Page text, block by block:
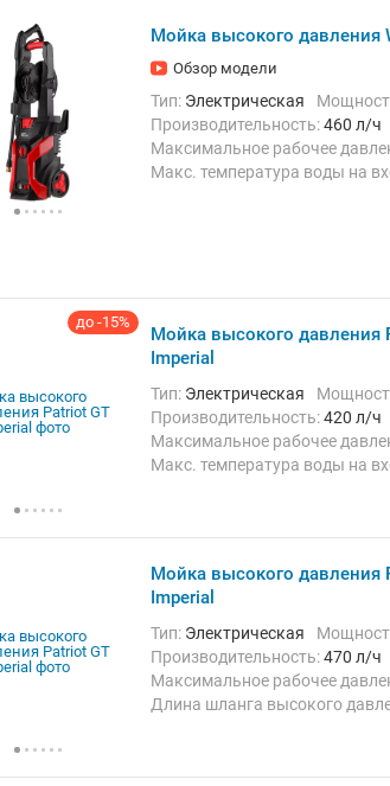
Мойка высокого давления
Обзор модели
Тип: Электрическая
Производительность:460 л/ч
Максимальное рабочее
Макс. температура воды на
до -15%
Мойка высокого давления
Imperial
Тип: Электрическая
Производительность:420 л/ч
Максимальное рабочее
Макс. температура воды на
Мойка высокого давления
Imperial
Тип: Электрическая
Производительность:470 л/ч
Максимальное рабочее
Длина шланга высокого